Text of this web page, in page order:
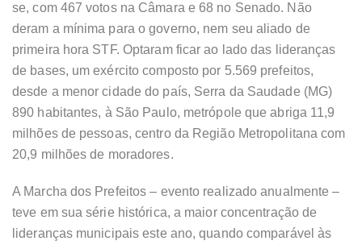
se, com 467 votos na Câmara e 68 no Senado. Não
deram a mínima para o governo, nem seu aliado de
primeira hora STF. Optaram ficar ao lado das lideranças
de bases, um exército composto por 5.569 prefeitos,
desde a menor cidade do país, Serra da Saudade (MG)
890 habitantes, à São Paulo, metrópole que abriga 11,9
milhões de pessoas, centro da Região Metropolitana com
20,9 milhões de moradores.
A Marcha dos Prefeitos – evento realizado anualmente –
teve em sua série histórica, a maior concentração de
lideranças municipais este ano, quando comparável às